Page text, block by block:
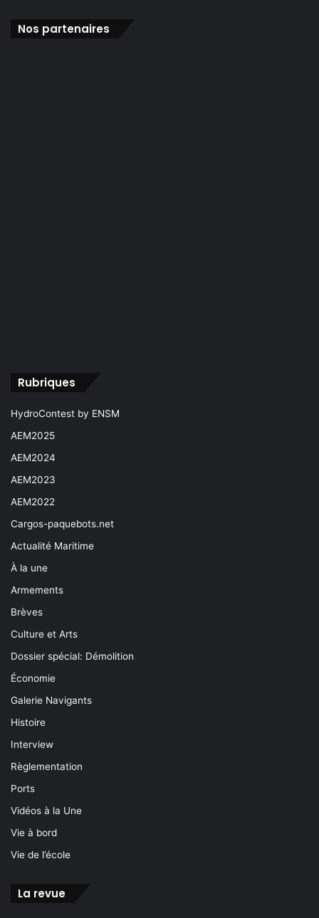
Nos partenaires
Rubriques
HydroContest by ENSM
AEM2025
AEM2024
AEM2023
AEM2022
Cargos-paquebots.net
Actualité Maritime
À la une
Armements
Brèves
Culture et Arts
Dossier spécial: Démolition
Économie
Galerie Navigants
Histoire
Interview
Règlementation
Ports
Vidéos à la Une
Vie à bord
Vie de l’école
La revue